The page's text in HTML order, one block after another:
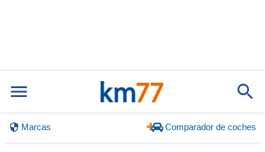
Marcas Comparador de coches